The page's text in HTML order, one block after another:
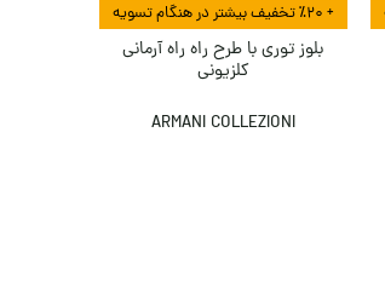
+ ٪۲۰ تخفیف بیشتر در هنگام تسویه
بلوز توری با طرح راه راه آرمانی
کلزیونی
ARMANI COLLEZIONI